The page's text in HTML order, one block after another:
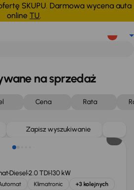
SKUPU. Darmowa wycena auta
online TU.
na sprzedaż
Cena Rata
Zapisz wyszukiwanie
Diesel2.0 TDI130 kW
Klimatronic +3 kolejnych